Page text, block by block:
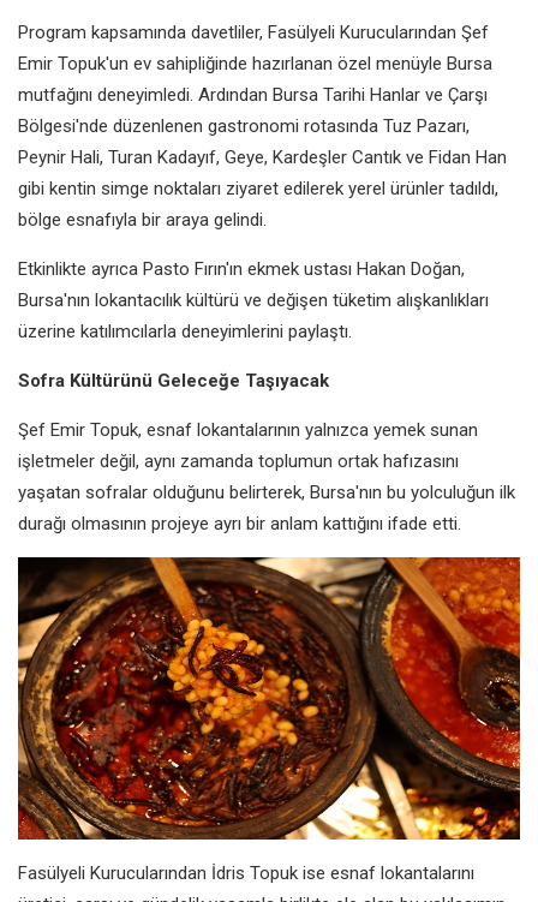
Program kapsamında davetliler, Fasülyeli Kurucularından Şef
Emir Topuk'un ev sahipliğinde hazırlanan özel menüyle Bursa
mutfağını deneyimledi. Ardından Bursa Tarihi Hanlar ve Çarşı
Bölgesi'nde düzenlenen gastronomi rotasında Tuz Pazarı,
Peynir Hali, Turan Kadayıf, Geye, Kardeşler Cantık ve Fidan Han
gibi kentin simge noktaları ziyaret edilerek yerel ürünler tadıldı,
bölge esnafıyla bir araya gelindi.
Etkinlikte ayrıca Pasto Fırın'ın ekmek ustası Hakan Doğan,
Bursa'nın lokantacılık kültürü ve değişen tüketim alışkanlıkları
üzerine katılımcılarla deneyimlerini paylaştı.
Sofra Kültürünü Geleceğe Taşıyacak
Şef Emir Topuk, esnaf lokantalarının yalnızca yemek sunan
işletmeler değil, aynı zamanda toplumun ortak hafızasını
yaşatan sofralar olduğunu belirterek, Bursa'nın bu yolculuğun ilk
durağı olmasının projeye ayrı bir anlam kattığını ifade etti.
Fasülyeli Kurucularından İdris Topuk ise esnaf lokantalarını